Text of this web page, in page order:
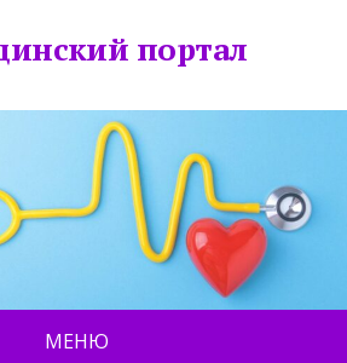
портал
МЕНЮ